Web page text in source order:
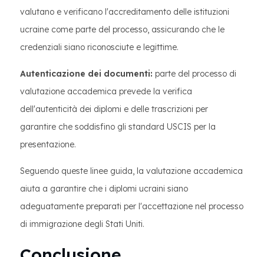
valutano e verificano l'accreditamento delle istituzioni
ucraine come parte del processo, assicurando che le
credenziali siano riconosciute e legittime.
Autenticazione dei documenti: parte del processo di
valutazione accademica prevede la verifica
dell'autenticità dei diplomi e delle trascrizioni per
garantire che soddisfino gli standard USCIS per la
presentazione.
Seguendo queste linee guida, la valutazione accademica
aiuta a garantire che i diplomi ucraini siano
adeguatamente preparati per l'accettazione nel processo
di immigrazione degli Stati Uniti.